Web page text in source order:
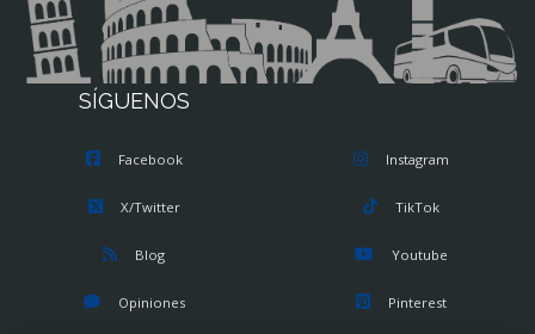
SÍGUENOS
Facebook
X/Twitter
Blog
Opiniones
Instagram
TikTok
Youtube
Pinterest